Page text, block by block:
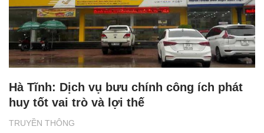
TRUYỀN THÔNG
Hà Tĩnh: Dịch vụ bưu chính công ích phát
huy tốt vai trò và lợi thế